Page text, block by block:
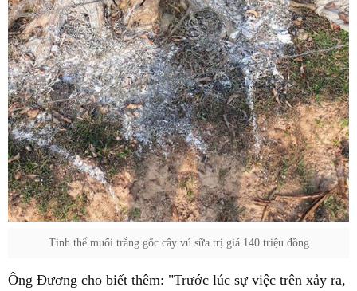
Tinh thể muối trắng gốc cây vú sữa trị giá 140 triệu đồng
Ông Đương cho biết thêm: "Trước lúc sự việc trên xảy ra,